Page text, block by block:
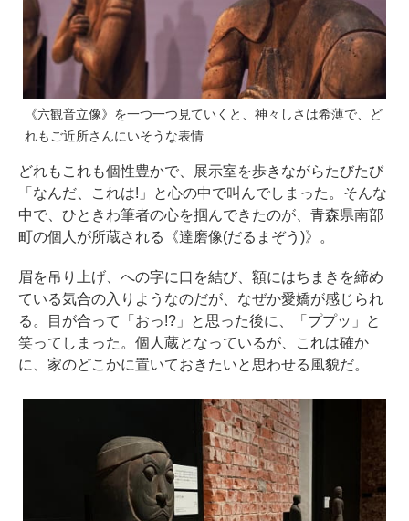
《六観音立像》を一つ一つ見ていくと、神々しさは希薄で、ど
れもご近所さんにいそうな表情
どれもこれも個性豊かで、展示室を歩きながらたびたび
「なんだ、これは!」と心の中で叫んでしまった。そんな
中で、ひときわ筆者の心を掴んできたのが、青森県南部
町の個人が所蔵される《達磨像(だるまぞう)》。
眉を吊り上げ、への字に口を結び、額にはちまきを締め
ている気合の入りようなのだが、なぜか愛嬌が感じられ
る。目が合って「おっ!?」と思った後に、「ププッ」と
笑ってしまった。個人蔵となっているが、これは確か
に、家のどこかに置いておきたいと思わせる風貌だ。